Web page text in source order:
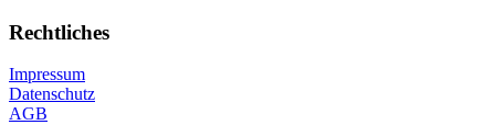
Rechtliches
Impressum
Datenschutz
AGB